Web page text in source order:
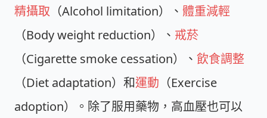
精攝取 （Alcohol limitation）、 體重減輕
（Body weight reduction）、 戒菸
（Cigarette smoke cessation）、 飲食調整
（Diet adaptation）和運動 （Exercise
adoption）。除了服用藥物，高血壓也可以